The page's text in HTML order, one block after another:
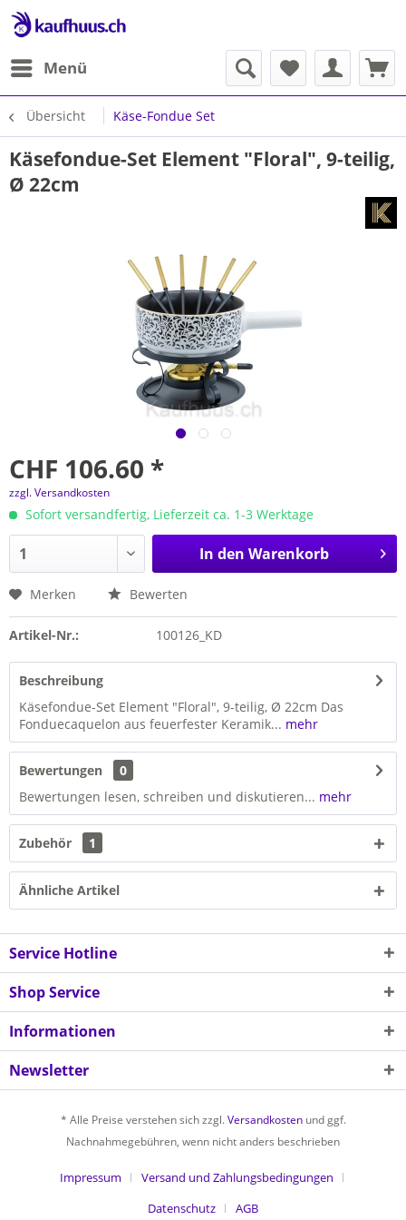
Menü
Übersicht Käse-Fondue Set
Käsefondue-Set Element "Floral", 9-teilig,
Ø 22cm
CHF 106.60 *
zzgl. Versandkosten
Sofort versandfertig, Lieferzeit ca. 1-3 Werktage
In den Warenkorb
Merken Bewerten
Artikel-Nr.: 100126_KD
Beschreibung
Käsefondue-Set Element "Floral", 9-teilig, Ø 22cm Das
Fonduecaquelon aus feuerfester Keramik... mehr
Bewertungen
0
Bewertungen lesen, schreiben und diskutieren... mehr
Zubehör 1
Ähnliche Artikel
Service Hotline
Shop Service
Informationen
Newsletter
* Alle Preise verstehen sich zzgl.Versandkostenund ggf.
Nachnahmegebühren, wenn nicht anders beschrieben
Impressum
Versand und Zahlungsbedingungen
Datenschutz
AGB